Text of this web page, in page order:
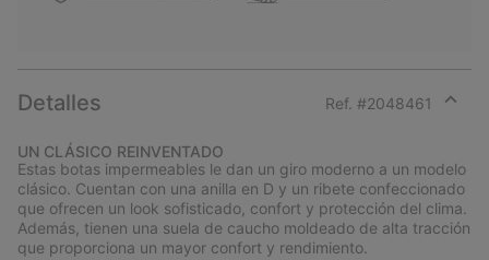
Detalles Ref. #2048461
section
UN CLÁSICO REINVENTADO
Estas botas impermeables le dan un giro moderno a un modelo
clásico. Cuentan con una anilla en D y un ribete confeccionado
que ofrecen un look sofisticado, confort y protección del clima.
Además, tienen una suela de caucho moldeado de alta tracción
que proporciona un mayor confort y rendimiento.